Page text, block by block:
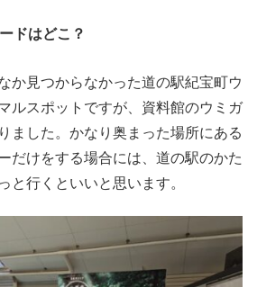
ドはどこ？
か見つからなかった道の駅紀宝町ウ
ルスポットですが、資料館のウミガ
ました。かなり奥まった場所にある
だけをする場合には、道の駅のかた
と行くといいと思います。